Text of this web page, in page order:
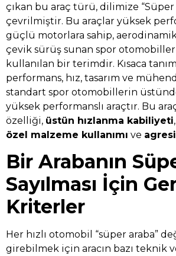
çıkan bu araç türü, dilimize “Süper
çevrilmiştir. Bu araçlar yüksek
güçlü motorlara sahip, aerodinamik
çevik sürüş sunan spor
kullanılan bir terimdir. Kısaca
performans, hız, tasarım ve
standart spor otomobillerin
yüksek performanslı araçtır. Bu
özelliği, üstün hızlanma kabiliyeti,
özel malzeme kullanımı ve
Bir Arabanın
Sayılması İçin
Kriterler
Her hızlı otomobil “süper araba”
girebilmek için aracın bazı teknik